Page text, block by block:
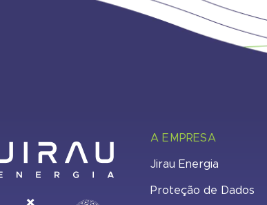
A EMPRESA
Jirau Energia
Proteção de Dados